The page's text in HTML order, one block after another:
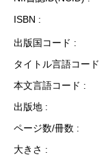
ISBN
出版国コード
タイトル言語コード
本文言語コード
出版地
ページ数/冊数
大きさ